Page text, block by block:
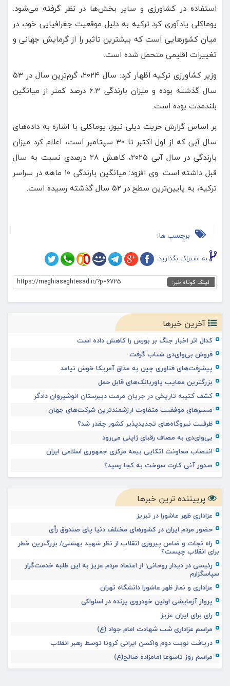
استفاده در کشاورزی و سایر بخش‌ها در نظر گرفته می‌شود.
یوماکلی یادآوری کرد ترکیه به دلیل موقعیت جغرافیایی خود، در
میان کشورهایی است که بیشترین تاثیر را از گرمایش جهانی و
تغییرات اقلیمی متحمل شده است.
وزیر کشاورزی ترکیه اظهار کرد: سال ۲۰۲۴، گرم‌ترین سال در ۵۳
سال گذشته بوده و میزان بارندگی ۶.۳ درصد کمتر از میانگین
بلندمدت بوده است.
بر اساس گزارش حریت دیلی نیوز، یوماکلی با اشاره به داده‌های
سال آبی که از اول اکتبر تا ۳۰ سپتامبر است، اعلام کرد میزان
بارندگی در سال آبی ۲۰۲۵، کاهش ۲۸ درصدی نسبت به سال
قبل داشته است. وی افزود: میانگین بارندگی ۱۰ ماهه در سراسر
ترکیه، به پایین‌ترین سطح در ۵۲ سال گذشته رسیده است.
برچسب ها:
به اشتراک بگذارید:
لینک کوتاه خبر: https://meghiaseghtesad.ir/?p=6725
آخرین خبرها
کدال اثر اخبار جنگ بر بورس را کاهش داده است
فروش بی‌وای‌دی شتاب گرفت
پیشرفت‌های فناوری چین به مذاق آمریکا خوش نیامد
بزرگترین معایب پاوربانک‌های قابل حمل
کشف کتیبه تاریخی در جریان مرمت دبیرستان انوشیروان دادگر
مسیرهای موفقیت متفاوت ارزشمندترین شرکت‌های جهان
ظرفیت نیروگاه‌های تجدیدپذیر کشور چقدر شد؟
بی‌وای‌دی به مصاف رقبای ژاپنی می‌رود
انتصاب معاونت اتکایی بیمه مرکزی جمهوری اسلامی ایران
صدور آنی کارت سوخت به کجا رسید؟
پربیننده ترین خبرها
عزاداری ظهر عاشورا در تبریز
حضور مردم ایران در کشورهای مختلف دنیا پای صندوق رأی
راه نجات و ضامن پیروزی انقلاب از نظر شهید بهشتی/ بزرگترین خطر
برای انقلاب چیست؟
رئیسی در دیدار روحانی: از اعتماد مردم عزیز به این طلبه خدمت‌گزار
سپاسگزارم
عزاداری و نماز ظهر عاشورا دانشگاه تهران
پرواز آزمایشی اولین خودروی پرنده در اسلواکی
رای برای ایران عزیز
مراسم عزاداری شب شهادت امام جواد (ع)
دریافت نوبت دوم واکسن ایرانی کرونا توسط رهبر انقلاب
مراسم روز تاسوعا امامزاده صالح(ع)